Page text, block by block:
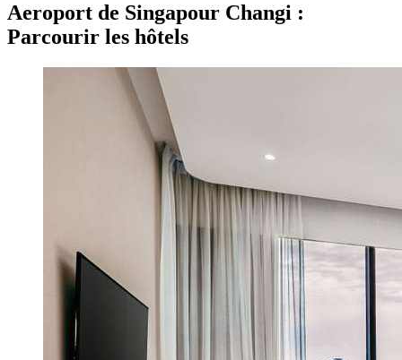
Aeroport de Singapour Changi :
Parcourir les hôtels